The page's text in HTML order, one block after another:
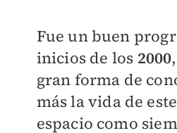
Fue un buen
inicios de los 2000
gran forma de
más la vida de
espacio como